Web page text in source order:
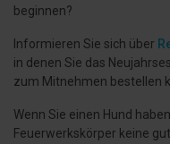
beginnen?
Informieren Sie sich über
in denen Sie das
zum Mitnehmen bestellen
Wenn Sie einen Hund
Feuerwerkskörper keine